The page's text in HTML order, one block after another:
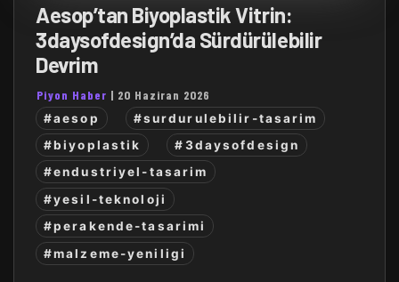
Aesop’tan Biyoplastik Vitrin:
3daysofdesign’da Sürdürülebilir
Devrim
Piyon Haber | 20 Haziran 2026
#aesop
#surdurulebilir-tasarim
#biyoplastik
#3daysofdesign
#endustriyel-tasarim
#yesil-teknoloji
#perakende-tasarimi
#malzeme-yeniligi